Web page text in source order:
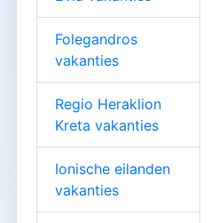
Folegandros
vakanties
Regio Heraklion
Kreta vakanties
Ionische eilanden
vakanties